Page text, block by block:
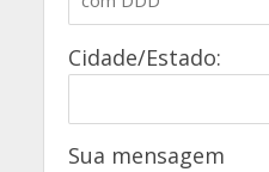
Cidade/Estado:
Sua mensagem